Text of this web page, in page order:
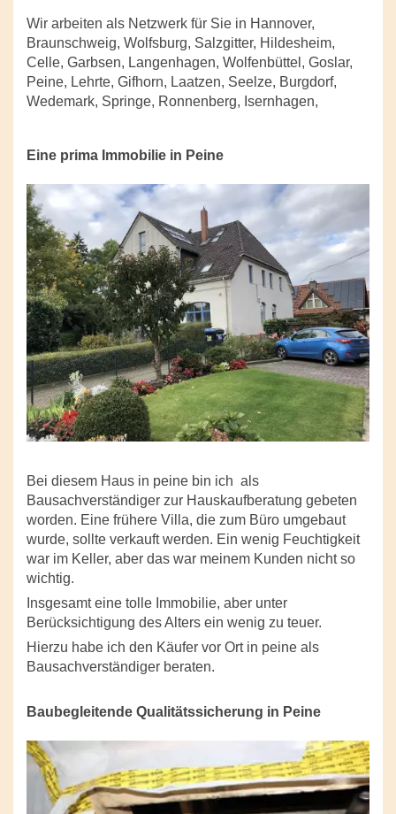
Wir arbeiten als Netzwerk für Sie in Hannover,
Braunschweig, Wolfsburg, Salzgitter, Hildesheim,
Celle, Garbsen, Langenhagen, Wolfenbüttel, Goslar,
Peine, Lehrte, Gifhorn, Laatzen, Seelze, Burgdorf,
Wedemark, Springe, Ronnenberg, Isernhagen,
Eine prima Immobilie in Peine
Bei diesem Haus in peine bin ich als
Bausachverständiger zur Hauskaufberatung gebeten
worden. Eine frühere Villa, die zum Büro umgebaut
wurde, sollte verkauft werden. Ein wenig Feuchtigkeit
war im Keller, aber das war meinem Kunden nicht so
wichtig.
Insgesamt eine tolle Immobilie, aber unter
Berücksichtigung des Alters ein wenig zu teuer.
Hierzu habe ich den Käufer vor Ort in peine als
Bausachverständiger beraten.
Baubegleitende Qualitätssicherung in Peine